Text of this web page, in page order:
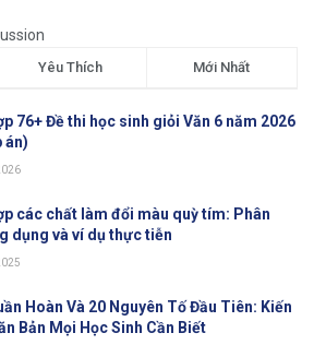
Yêu Thích Mới Nhất
76+ Đề thi học sinh giỏi Văn 6 năm 2026
án)
các chất làm đổi màu quỳ tím: Phân
dụng và ví dụ thực tiễn
Hoàn Và 20 Nguyên Tố Đầu Tiên: Kiến
Bản Mọi Học Sinh Cần Biết